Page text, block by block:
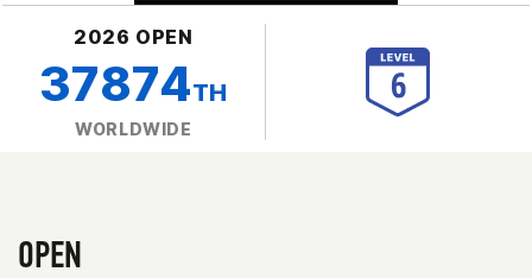
2026 OPEN
37874TH
WORLDWIDE
OPEN